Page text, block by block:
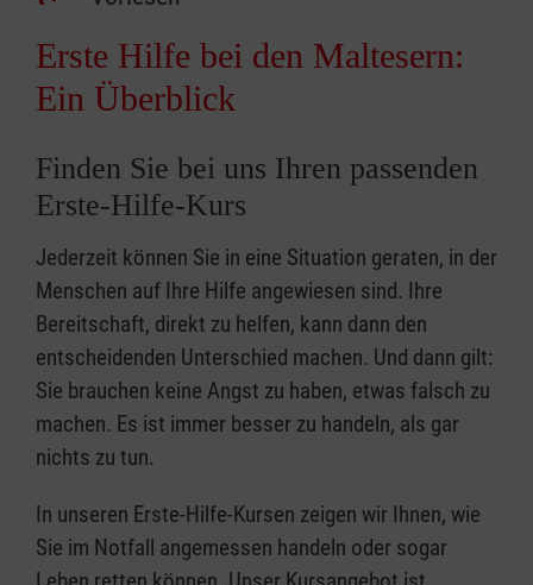
Erste Hilfe bei den Maltesern:
Ein Überblick
Finden Sie bei uns Ihren passenden
Erste-Hilfe-Kurs
Jederzeit können Sie in eine Situation geraten, in der
Menschen auf Ihre Hilfe angewiesen sind. Ihre
Bereitschaft, direkt zu helfen, kann dann den
entscheidenden Unterschied machen. Und dann gilt:
Sie brauchen keine Angst zu haben, etwas falsch zu
machen. Es ist immer besser zu handeln, als gar
nichts zu tun.
In unseren Erste-Hilfe-Kursen zeigen wir Ihnen, wie
Sie im Notfall angemessen handeln oder sogar